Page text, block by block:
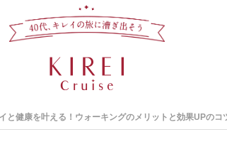
と健康を叶える！ウォーキングのメリットと効果UPのコ